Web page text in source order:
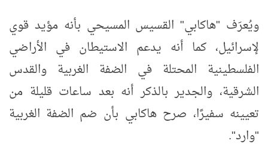
ويُعرَف "هاكابي" القسيس المسيحي بأنه مؤيد قوي
لإسرائيل، كما أنه يدعم الاستيطان في الأراضي
الفلسطينية المحتلة في الضفة الغربية والقدس
الشرقية، والجدير بالذكر أنه بعد ساعات قليلة من
تعيينه سفيرًا، صرح هاكابي بأن ضم الضفة الغربية
"وارد".